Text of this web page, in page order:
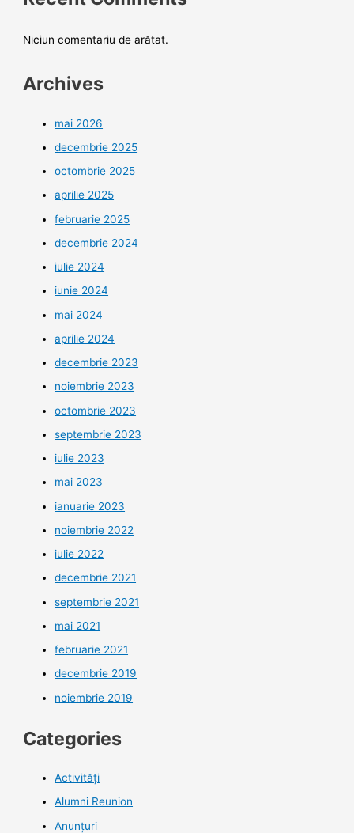
Niciun comentariu de arătat.
Archives
mai 2026
decembrie 2025
octombrie 2025
aprilie 2025
februarie 2025
decembrie 2024
iulie 2024
iunie 2024
mai 2024
aprilie 2024
decembrie 2023
noiembrie 2023
octombrie 2023
septembrie 2023
iulie 2023
mai 2023
ianuarie 2023
noiembrie 2022
iulie 2022
decembrie 2021
septembrie 2021
mai 2021
februarie 2021
decembrie 2019
noiembrie 2019
Categories
Activități
Alumni Reunion
Anunțuri